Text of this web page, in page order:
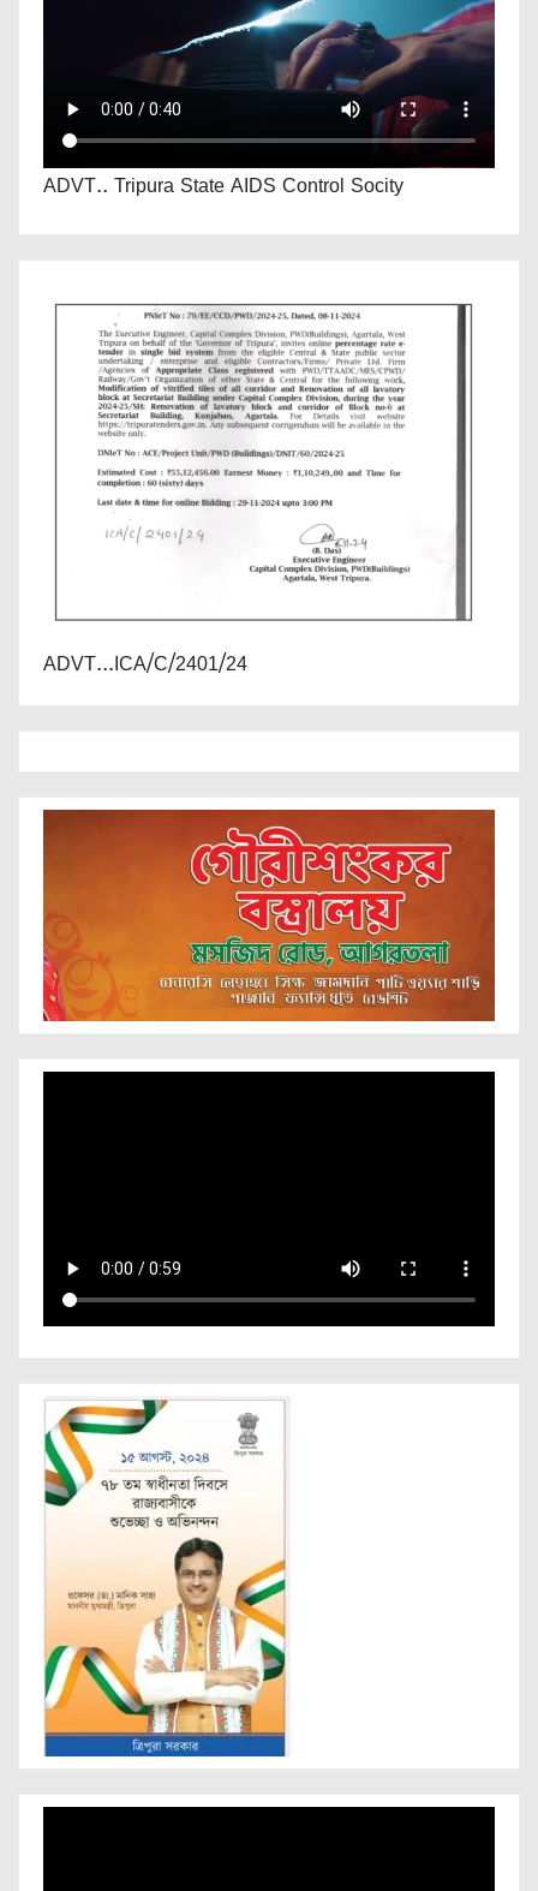
ADVT.. Tripura State AIDS Control Socity
ADVT...ICA/C/2401/24